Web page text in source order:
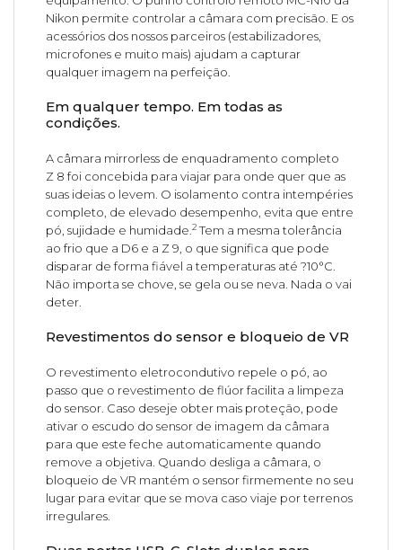
Nikon permite controlar a câmara com precisão. E os
acessórios dos nossos parceiros (estabilizadores,
microfones e muito mais) ajudam a capturar
qualquer imagem na perfeição.
Em qualquer tempo. Em todas as
condições.
A câmara mirrorless de enquadramento completo
Z 8 foi concebida para viajar para onde quer que as
suas ideias o levem. O isolamento contra intempéries
completo, de elevado desempenho, evita que entre
pó, sujidade e humidade.2 Tem a mesma tolerância
ao frio que a D6 e a Z 9, o que significa que pode
disparar de forma fiável a temperaturas até ?10°C.
Não importa se chove, se gela ou se neva. Nada o vai
deter.
Revestimentos do sensor e bloqueio de VR
O revestimento eletrocondutivo repele o pó, ao
passo que o revestimento de flúor facilita a limpeza
do sensor. Caso deseje obter mais proteção, pode
ativar o escudo do sensor de imagem da câmara
para que este feche automaticamente quando
remove a objetiva. Quando desliga a câmara, o
bloqueio de VR mantém o sensor firmemente no seu
lugar para evitar que se mova caso viaje por terrenos
irregulares.